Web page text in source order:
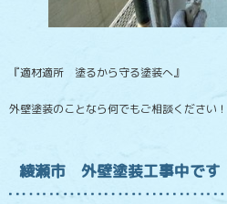
『適材適所 塗るから守る塗装へ』
外壁塗装のことなら何でもご相談ください！
綾瀬市 外壁塗装工事中です